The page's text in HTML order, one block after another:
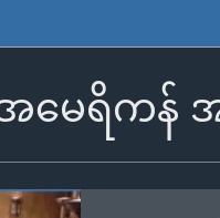
အမေရိကန်